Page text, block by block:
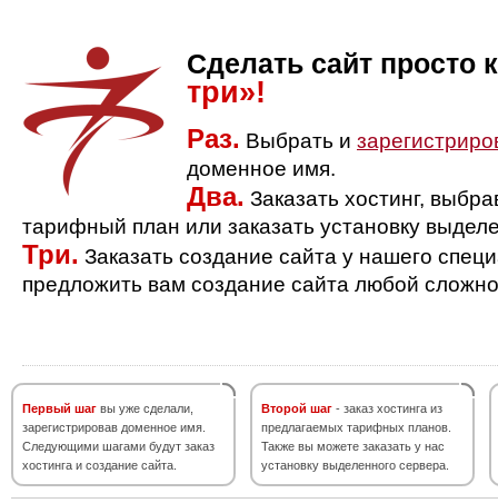
Сделать сайт просто
три»!
Раз. Выбрать и
доменное имя.
Два. Заказать хостинг,
тарифный план или заказать установку
Три. Заказать создание сайта у нашего
предложить вам создание сайта любой
Первый шаг вы уже сделали,
зарегистрировав доменное имя.
Следующими шагами будут заказ
хостинга и создание сайта.
Второй шаг - заказ хостинга из
предлагаемых тарифных планов.
Также вы можете заказать у нас
установку выделенного сервера.